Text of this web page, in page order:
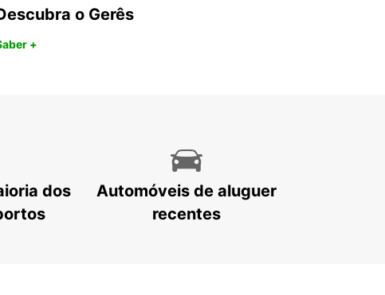
o Gerês
+
dos
Automóveis de aluguer
recentes